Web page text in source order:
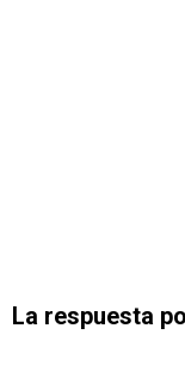
La respuesta